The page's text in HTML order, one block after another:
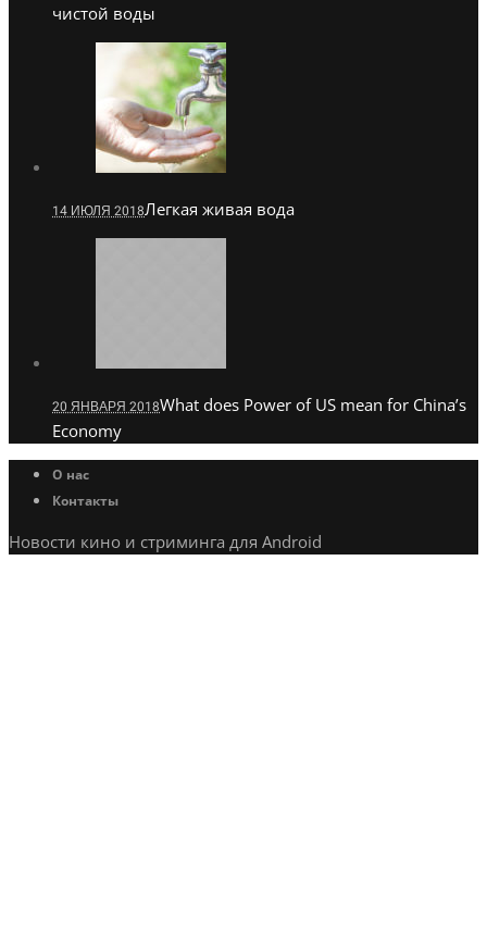
чистой воды
14 ИЮЛЯ 2018Легкая живая вода
20 ЯНВАРЯ 2018What does Power of US mean for China’s
Economy
О нас
Контакты
Новости кино и стриминга для Android